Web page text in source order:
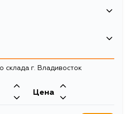
ШАЙБА
МЕТАЛЛИЧЕСКАЯ
Шайба сход- развала
Двигатель
BC3, BC5,
EJ255, EJ257,
склада г. Владивосток
Цена